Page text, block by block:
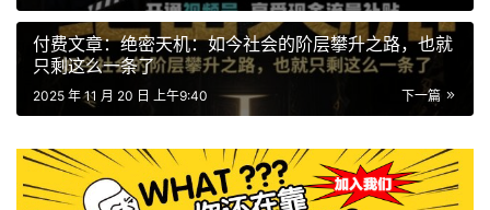
付费文章：绝密天机：如今社会的阶层攀升之路，也就
只剩这么一条了
下一篇
2025 年 11 月 20 日 上午9:40